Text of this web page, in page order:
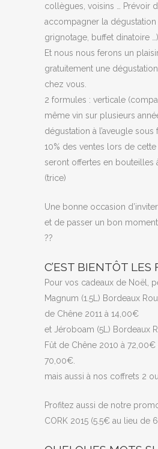
collègues, voisins … Prévoir
accompagner la
grignotage, buffet dinatoire …)
Et nous nous ferons un
gratuitement une
chez vous.
2 formules : verticale
même vin sur plusieurs
dégustation à l’aveugle
10% des ventes lors de
seront offertes en bouteilles
(trice)
Une bonne occasion
et de passer un bon
??
C’EST BIENTÔT LES
Pour vos cadeaux de Noël,
Magnum (1.5L) Bordeaux
de Chêne 2011 à 14,00€
et Jéroboam (5L) Bordeaux
Fût de Chêne 2010 à 72,00€
70,00€.
mais aussi à nos coffrets 2
Profitez aussi de notre
CORK 2015 (5.5€ au lieu de